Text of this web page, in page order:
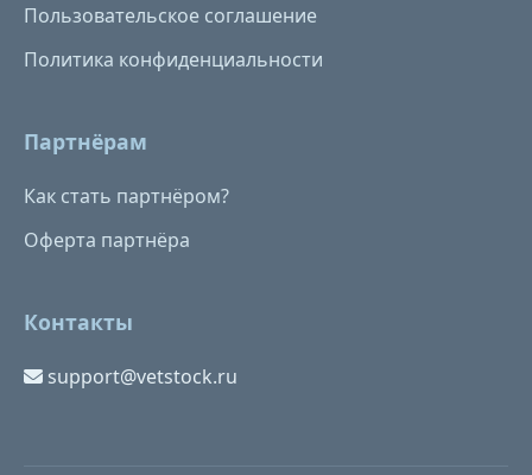
Пользовательское соглашение
Политика конфиденциальности
Партнёрам
Как стать партнёром?
Оферта партнёра
Контакты
support@vetstock.ru